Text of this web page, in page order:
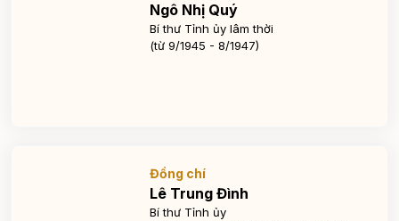
Ngô Nhị Quý
Bí thư Tỉnh ủy lâm thời
(từ 9/1945 - 8/1947)
Đồng chí
Lê Trung Đình
Bí thư Tỉnh ủy